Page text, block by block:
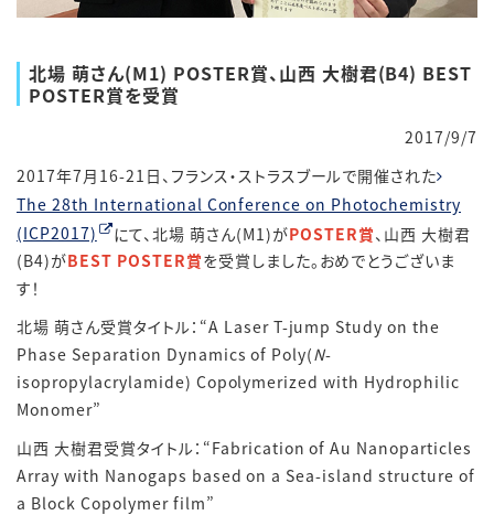
北場 萌さん(M1) POSTER賞、山西 大樹君(B4) BEST
POSTER賞を受賞
2017/9/7
2017年7月16-21日、フランス・ストラスブールで開催された
The 28th International Conference on Photochemistry
(ICP2017)
にて、北場 萌さん(M1)がPOSTER賞、山西 大樹君
(B4)がBEST POSTER賞を受賞しました。おめでとうございま
す！
北場 萌さん受賞タイトル：“A Laser T-jump Study on the
Phase Separation Dynamics of Poly(N-
isopropylacrylamide) Copolymerized with Hydrophilic
Monomer”
山西 大樹君受賞タイトル：“Fabrication of Au Nanoparticles
Array with Nanogaps based on a Sea-island structure of
a Block Copolymer film”